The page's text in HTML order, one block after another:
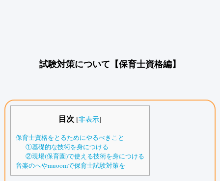
試験対策について【保育士資格編】
目次 [非表示]
保育士資格をとるためにやるべきこと
①基礎的な技術を身につける
②現場(保育園)で使える技術を身につける
音楽のへやmuoomで保育士試験対策を